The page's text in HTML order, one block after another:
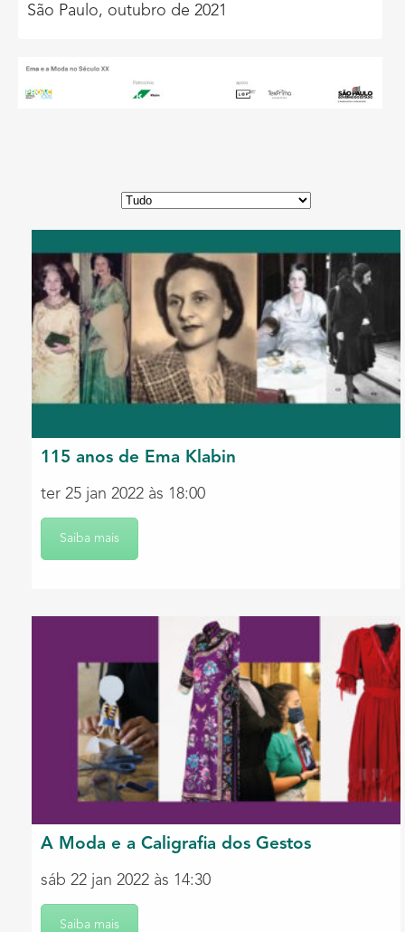
São Paulo, outubro de 2021
115 anos de Ema Klabin
ter 25 jan 2022 às 18:00
Saiba mais
A Moda e a Caligrafia dos Gestos
sáb 22 jan 2022 às 14:30
Saiba mais